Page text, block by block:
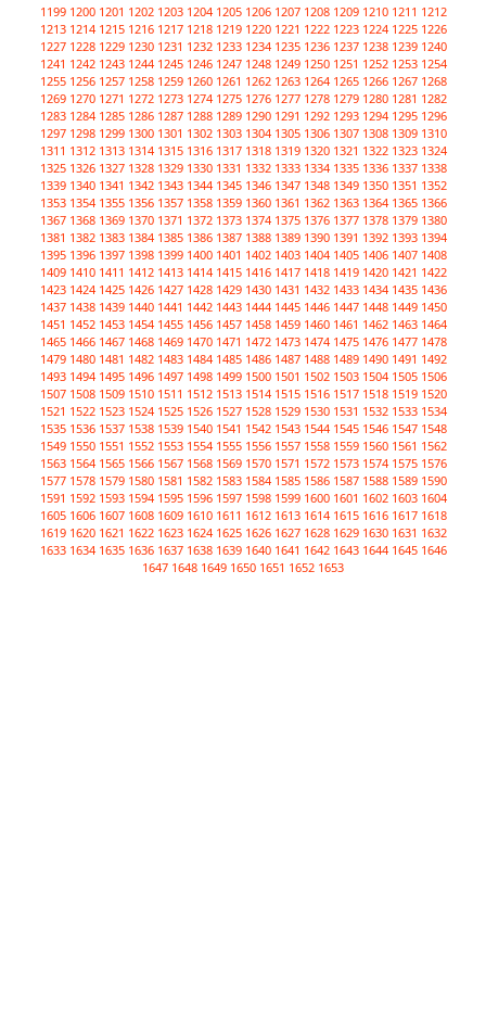
1199 1200 1201 1202 1203 1204 1205 1206 1207 1208 1209 1210 1211 1212
1213 1214 1215 1216 1217 1218 1219 1220 1221 1222 1223 1224 1225 1226
1227 1228 1229 1230 1231 1232 1233 1234 1235 1236 1237 1238 1239 1240
1241 1242 1243 1244 1245 1246 1247 1248 1249 1250 1251 1252 1253 1254
1255 1256 1257 1258 1259 1260 1261 1262 1263 1264 1265 1266 1267 1268
1269 1270 1271 1272 1273 1274 1275 1276 1277 1278 1279 1280 1281 1282
1283 1284 1285 1286 1287 1288 1289 1290 1291 1292 1293 1294 1295 1296
1297 1298 1299 1300 1301 1302 1303 1304 1305 1306 1307 1308 1309 1310
1311 1312 1313 1314 1315 1316 1317 1318 1319 1320 1321 1322 1323 1324
1325 1326 1327 1328 1329 1330 1331 1332 1333 1334 1335 1336 1337 1338
1339 1340 1341 1342 1343 1344 1345 1346 1347 1348 1349 1350 1351 1352
1353 1354 1355 1356 1357 1358 1359 1360 1361 1362 1363 1364 1365 1366
1367 1368 1369 1370 1371 1372 1373 1374 1375 1376 1377 1378 1379 1380
1381 1382 1383 1384 1385 1386 1387 1388 1389 1390 1391 1392 1393 1394
1395 1396 1397 1398 1399 1400 1401 1402 1403 1404 1405 1406 1407 1408
1409 1410 1411 1412 1413 1414 1415 1416 1417 1418 1419 1420 1421 1422
1423 1424 1425 1426 1427 1428 1429 1430 1431 1432 1433 1434 1435 1436
1437 1438 1439 1440 1441 1442 1443 1444 1445 1446 1447 1448 1449 1450
1451 1452 1453 1454 1455 1456 1457 1458 1459 1460 1461 1462 1463 1464
1465 1466 1467 1468 1469 1470 1471 1472 1473 1474 1475 1476 1477 1478
1479 1480 1481 1482 1483 1484 1485 1486 1487 1488 1489 1490 1491 1492
1493 1494 1495 1496 1497 1498 1499 1500 1501 1502 1503 1504 1505 1506
1507 1508 1509 1510 1511 1512 1513 1514 1515 1516 1517 1518 1519 1520
1521 1522 1523 1524 1525 1526 1527 1528 1529 1530 1531 1532 1533 1534
1535 1536 1537 1538 1539 1540 1541 1542 1543 1544 1545 1546 1547 1548
1549 1550 1551 1552 1553 1554 1555 1556 1557 1558 1559 1560 1561 1562
1563 1564 1565 1566 1567 1568 1569 1570 1571 1572 1573 1574 1575 1576
1577 1578 1579 1580 1581 1582 1583 1584 1585 1586 1587 1588 1589 1590
1591 1592 1593 1594 1595 1596 1597 1598 1599 1600 1601 1602 1603 1604
1605 1606 1607 1608 1609 1610 1611 1612 1613 1614 1615 1616 1617 1618
1619 1620 1621 1622 1623 1624 1625 1626 1627 1628 1629 1630 1631 1632
1633 1634 1635 1636 1637 1638 1639 1640 1641 1642 1643 1644 1645 1646
1647 1648 1649 1650 1651 1652 1653